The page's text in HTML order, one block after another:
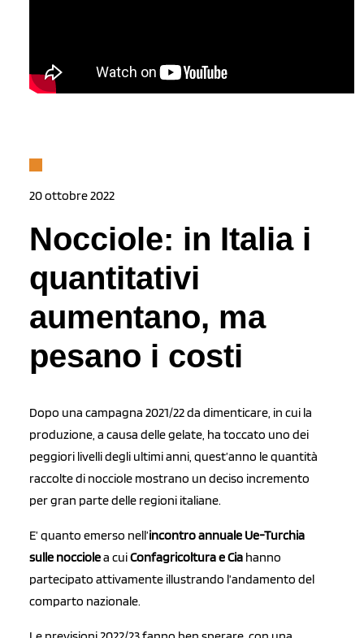
20 ottobre 2022
Nocciole: in Italia i
quantitativi
aumentano, ma
pesano i costi
Dopo una campagna 2021/22 da dimenticare, in cui la
produzione, a causa delle gelate, ha toccato uno dei
peggiori livelli degli ultimi anni, quest’anno le quantità
raccolte di nocciole mostrano un deciso incremento
per gran parte delle regioni italiane.
E’ quanto emerso nell’incontro annuale Ue-Turchia
sulle nocciolea cuiConfagricoltura e Cia hanno
partecipato attivamente illustrando l’andamento del
comparto nazionale.